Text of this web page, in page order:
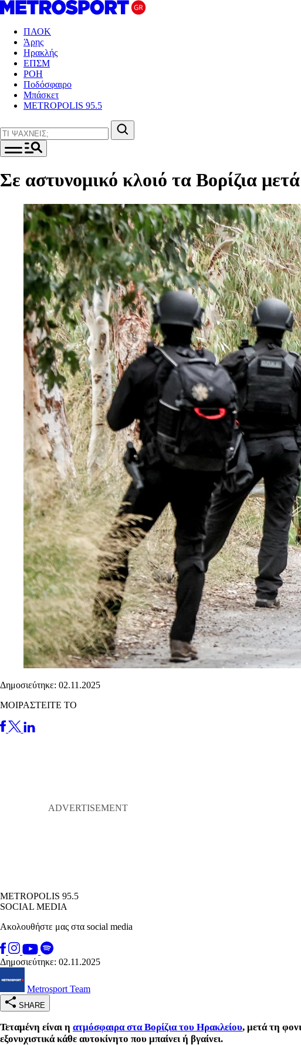
ΠΑΟΚ
Άρης
Ηρακλής
ΕΠΣΜ
ΡΟΗ
Ποδόσφαιρο
Μπάσκετ
METROPOLIS 95.5
Σε αστυνομικό κλοιό τα Βορίζια
Δημοσιεύτηκε: 02.11.2025
ΜΟΙΡΑΣΤΕΙΤΕ ΤΟ
METROPOLIS 95.5
SOCIAL MEDIA
Ακολουθήστε μας στα social media
Δημοσιεύτηκε: 02.11.2025
Metrosport Team
SHARE
Τεταμένη είναι η ατμόσφαιρα στα Βορίζια του Ηρακλείου, μετά τη
εξονυχιστικά κάθε αυτοκίνητο που μπαίνει ή βγαίνει.